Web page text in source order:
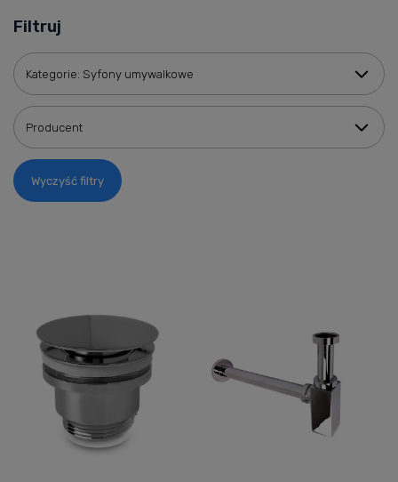
Filtruj
Kategorie: Syfony umywalkowe
Producent
Wyczyść filtry